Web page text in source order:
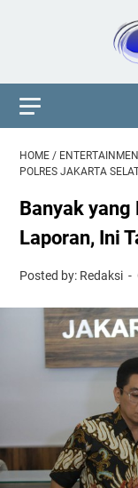
HOME /
POLRES JAKARTA
Banyak yang
Laporan, Ini
Posted by: Redaksi